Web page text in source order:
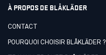
À PROPOS DE BLÅKLÄDER
CONTACT
POURQUOI CHOISIR BLÅKLÄDER ?